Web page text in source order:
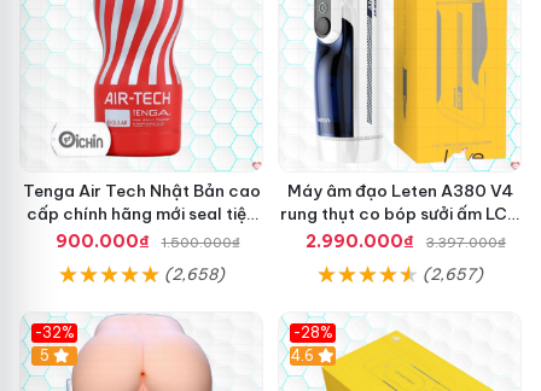
Tenga Air Tech Nhật Bản cao
cấp chính hãng mới seal tiện
lợi
900.000₫ 1.500.000₫
(2,658)
Máy âm đạo Leten A380 V4
rung thụt co bóp sưởi ấm LCD
đẹp
2.990.000₫ 3.397.000₫
(2,657)
-32%
Hot
5
-28%
Hot
4.6